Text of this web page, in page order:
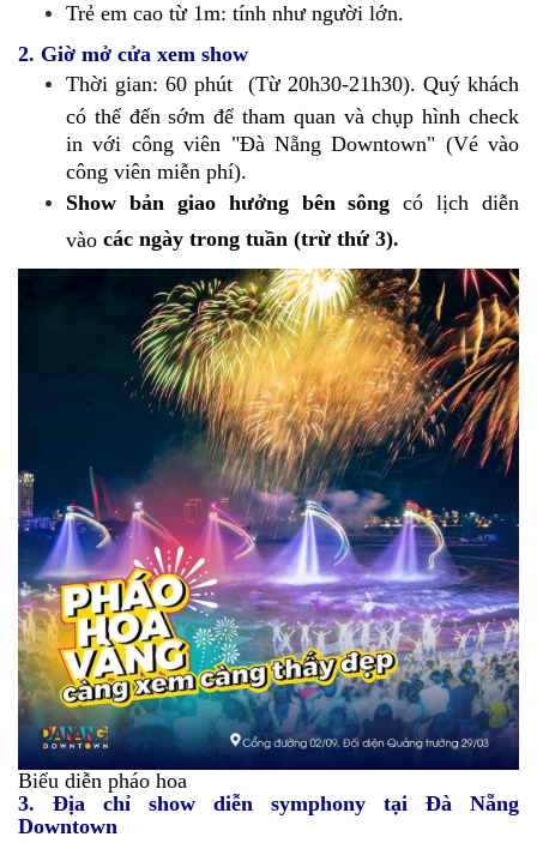
Trẻ em cao từ 1m: tính như người lớn.
2. Giờ mở cửa xem show
Thời gian: 60 phút (Từ 20h30-21h30). Quý khách
có thể đến sớm để tham quan và chụp hình check
in với công viên "Đà Nẵng Downtown" (Vé vào
công viên miễn phí).
Show bản giao hưởng bên sông có lịch diễn
vào các ngày trong tuần (trừ thứ 3).
Biểu diễn pháo hoa
3. Địa chỉ show diễn symphony tại Đà Nẵng
Downtown